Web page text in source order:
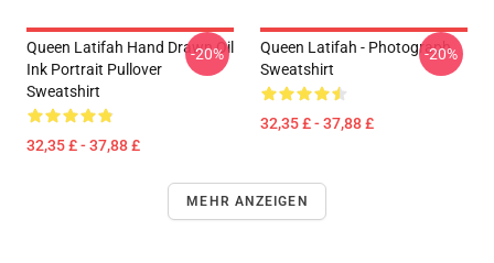
Queen Latifah Hand Drawn Oil
Ink Portrait Pullover
Sweatshirt
32,35 £ - 37,88 £
-20%
Queen Latifah - Photograph
Sweatshirt
32,35 £ - 37,88 £
-20%
MEHR ANZEIGEN